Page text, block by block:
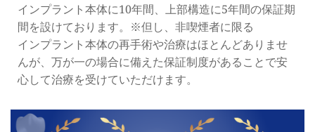
インプラント本体に10年間、上部構造に5年間の保証期
間を設けております。※但し、非喫煙者に限る
インプラント本体の再手術や治療はほとんどありませ
んが、万が一の場合に備えた保証制度があることで安
心して治療を受けていただけます。